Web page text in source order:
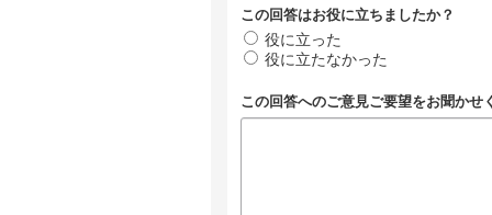
この回答はお役に立ちましたか？
役に立った
役に立たなかった
この回答へのご意見ご要望をお聞かせ